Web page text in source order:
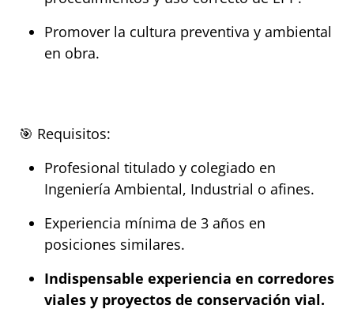
Promover la cultura preventiva y ambiental
en obra.
🎯 Requisitos:
Profesional titulado y colegiado en
Ingeniería Ambiental, Industrial o afines.
Experiencia mínima de 3 años en
posiciones similares.
Indispensable experiencia en corredores
viales y proyectos de conservación vial.